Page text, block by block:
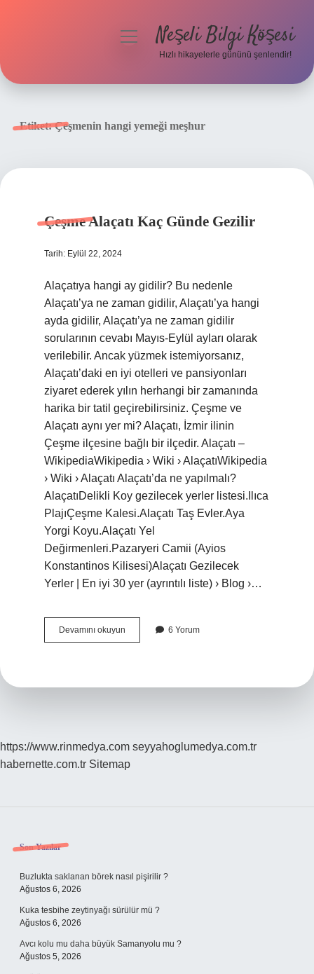
menüyüNeşeli Bilgi Köşesi
Hızlı hikayelerle gününü şenlendir!
Etiket:Çeşmenin hangi yemeği meşhur
Çeşme Alaçatı Kaç Günde Gezilir
Tarih: Eylül 22, 2024
Alaçatıya hangi ay gidilir? Bu nedenle
Alaçatı’ya ne zaman gidilir, Alaçatı’ya hangi
ayda gidilir, Alaçatı’ya ne zaman gidilir
sorularının cevabı Mayıs-Eylül ayları olarak
verilebilir. Ancak yüzmek istemiyorsanız,
Alaçatı’daki en iyi otelleri ve pansiyonları
ziyaret ederek yılın herhangi bir zamanında
harika bir tatil geçirebilirsiniz. Çeşme ve
Alaçatı aynı yer mi? Alaçatı, İzmir ilinin
Çeşme ilçesine bağlı bir ilçedir. Alaçatı –
WikipediaWikipedia › Wiki › AlaçatıWikipedia
› Wiki › Alaçatı Alaçatı’da ne yapılmalı?
AlaçatıDelikli Koy gezilecek yerler listesi.Ilıca
PlajıÇeşme Kalesi.Alaçatı Taş Evler.Aya
Yorgi Koyu.Alaçatı Yel
Değirmenleri.Pazaryeri Camii (Ayios
Konstantinos Kilisesi)Alaçatı Gezilecek
Yerler | En iyi 30 yer (ayrıntılı liste) › Blog ›…
Devamını okuyun
Alaçatı
6 Yorum
https://www.rinmedya.com seyyahoglumedya.com.tr
habernette.com.tr Sitemap
Sidebar
Son Yazılar
Buzlukta saklanan börek nasıl pişirilir ?
Ağustos 6, 2026
Kuka tesbihe zeytinyağı sürülür mü ?
Ağustos 6, 2026
Avcı kolu mu daha büyük Samanyolu mu ?
Ağustos 5, 2026